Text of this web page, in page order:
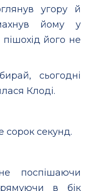
угору й
йому у
його не
сьогодні
Клоді.
секунд.
поспішаючи
в бік